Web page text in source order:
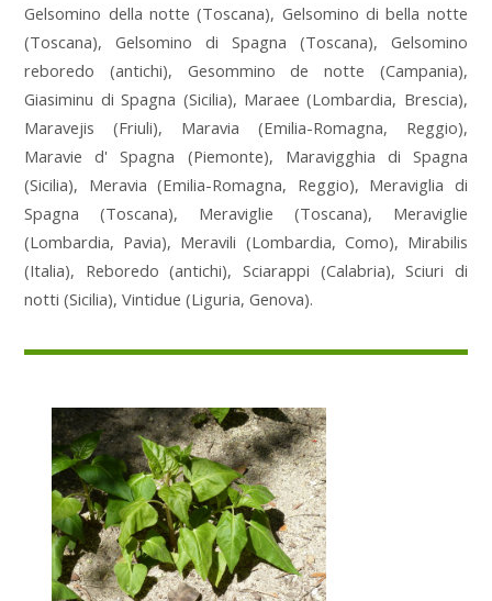
Gelsomino della notte (Toscana), Gelsomino di bella notte
(Toscana), Gelsomino di Spagna (Toscana), Gelsomino
reboredo (antichi), Gesommino de notte (Campania),
Giasiminu di Spagna (Sicilia), Maraee (Lombardia, Brescia),
Maravejis (Friuli), Maravia (Emilia-Romagna, Reggio),
Maravie d' Spagna (Piemonte), Maravigghia di Spagna
(Sicilia), Meravia (Emilia-Romagna, Reggio), Meraviglia di
Spagna (Toscana), Meraviglie (Toscana), Meraviglie
(Lombardia, Pavia), Meravili (Lombardia, Como), Mirabilis
(Italia), Reboredo (antichi), Sciarappi (Calabria), Sciuri di
notti (Sicilia), Vintidue (Liguria, Genova).